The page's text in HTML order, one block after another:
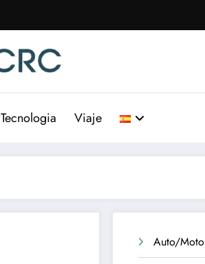
Tecnologia Viaje
Auto/Moto